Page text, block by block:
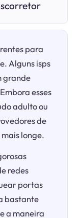
para
Alguns isps
grande
esses
adulto ou
de
longe.
redes
portas
bastante
a maneira